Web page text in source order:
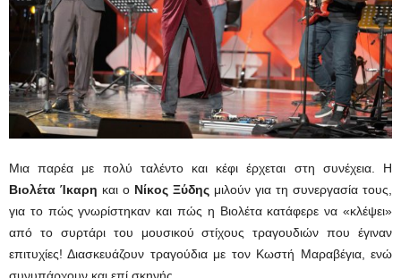
Μια παρέα με πολύ ταλέντο και κέφι έρχεται στη συνέχεια. Η
Βιολέτα Ίκαρη και ο Νίκος Ξύδης μιλούν για τη συνεργασία τους,
για το πώς γνωρίστηκαν και πώς η Βιολέτα κατάφερε να «κλέψει»
από το συρτάρι του μουσικού στίχους τραγουδιών που έγιναν
επιτυχίες! Διασκευάζουν τραγούδια με τον Κωστή Μαραβέγια, ενώ